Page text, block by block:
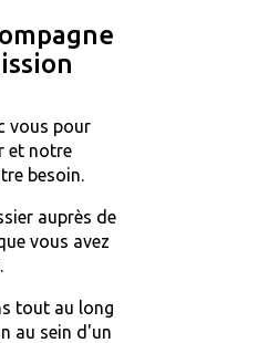
vous pour
et notre
besoin.
auprès de
vous avez
tout au long
au sein d'un